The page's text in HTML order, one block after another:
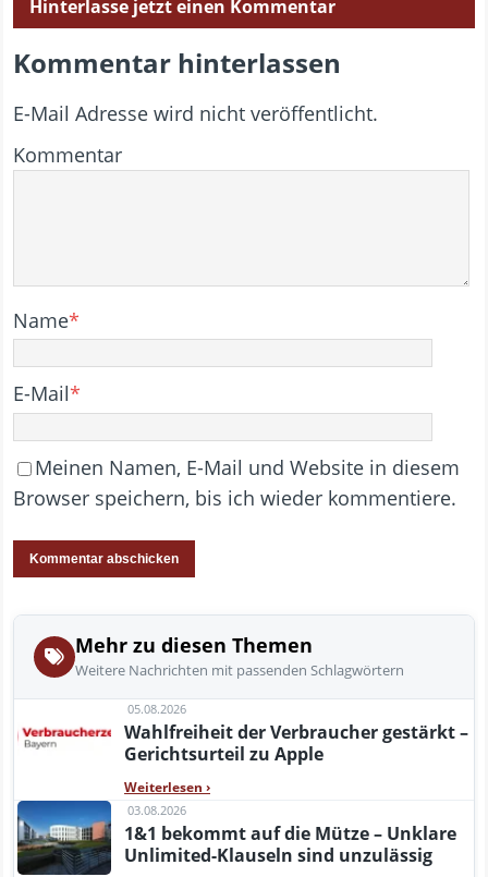
Hinterlasse jetzt einen Kommentar
Kommentar hinterlassen
E-Mail Adresse wird nicht veröffentlicht.
Kommentar
Name*
E-Mail*
Meinen Namen, E-Mail und Website in diesem
Browser speichern, bis ich wieder kommentiere.
Mehr zu diesen Themen
Weitere Nachrichten mit passenden Schlagwörtern
05.08.2026
Wahlfreiheit der Verbraucher gestärkt –
Gerichtsurteil zu Apple
Weiterlesen ›
03.08.2026
1&1 bekommt auf die Mütze – Unklare
Unlimited-Klauseln sind unzulässig